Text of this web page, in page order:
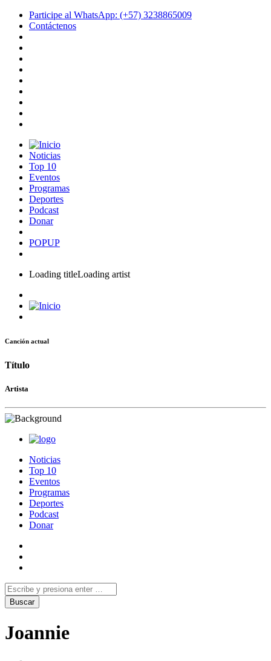
Participe al WhatsApp: (+57) 3238865009
Contáctenos
Noticias
Top 10
Eventos
Programas
Deportes
Podcast
Donar
POPUP
Loading titleLoading artist
Canción actual
Título
Artista
Noticias
Top 10
Eventos
Programas
Deportes
Podcast
Donar
Joannie